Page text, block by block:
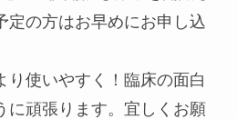
定の方はお早めにお申し込
り使いやすく！臨床の面白
に頑張ります。宜しくお願